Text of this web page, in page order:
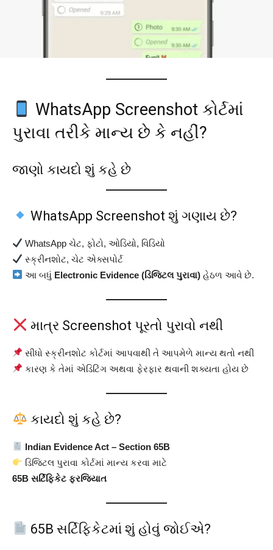
WhatsApp Screenshot કોર્ટમાં
પુરાવા તરીકે માન્ય છે કે નહીં?
જાણો કાયદો શું કહે છે
WhatsApp Screenshot શું ગણાય છે?
WhatsApp ચેટ, ફોટો, ઓડિયો, વિડિયો
સ્ક્રીનશોટ, ચેટ એક્સપોર્ટ
આ બધું Electronic Evidence (ડિજિટલ પુરાવા) હેઠળ આવે છે.
માત્ર Screenshot પૂરતો પુરાવો નથી
સીધો સ્ક્રીનશોટ કોર્ટમાં આપવાથી તે આપમેળે માન્ય થતો નથી
કારણ કે તેમાં એડિટિંગ અથવા ફેરફાર થવાની શક્યતા હોય છે
કાયદો શું કહે છે?
Indian Evidence Act – Section 65B
ડિજિટલ પુરાવા કોર્ટમાં માન્ય કરવા માટે
65B સર્ટિફિકેટ ફરજિયાત
65B સર્ટિફિકેટમાં શું હોવું જોઈએ?